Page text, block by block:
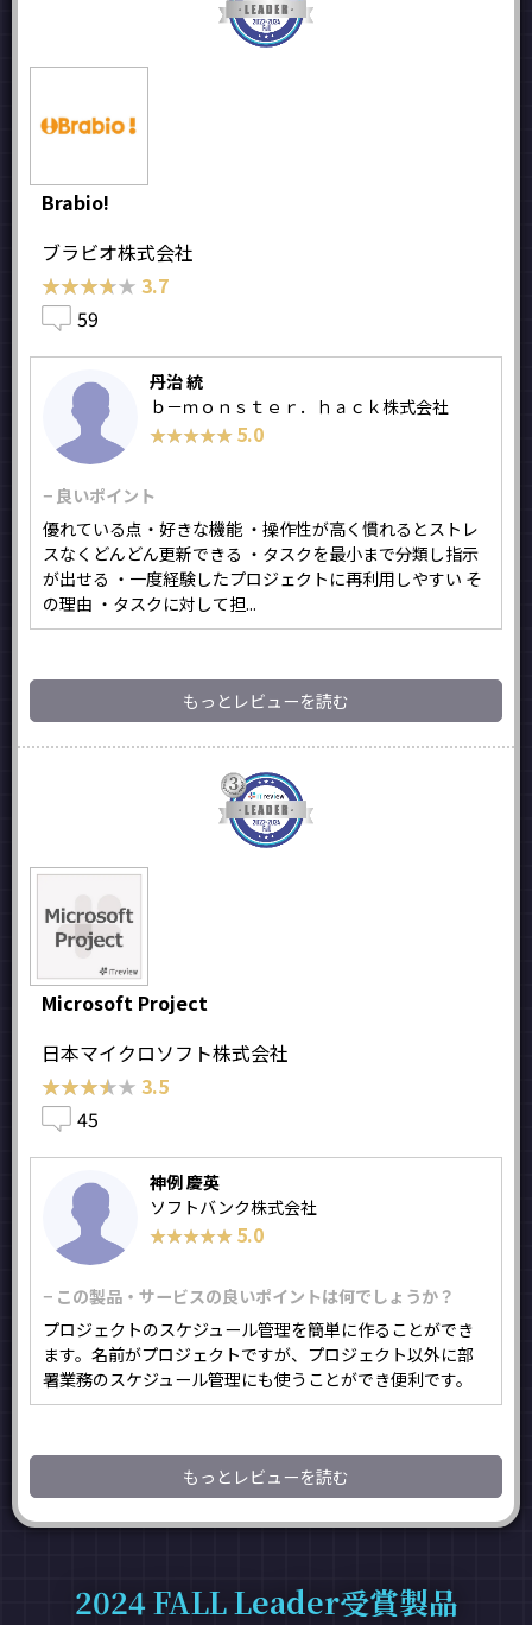
Brabio!
ブラビオ株式会社
★★★★★
★★★★★ 3.7
59
丹治 統
ｂ－ｍｏｎｓｔｅｒ．ｈａｃｋ株式会社
★★★★★
★★★★★ 5.0
− 良いポイント
優れている点・好きな機能 ・操作性が高く慣れるとストレ
スなくどんどん更新できる ・タスクを最小まで分類し指示
が出せる ・一度経験したプロジェクトに再利用しやすい そ
の理由 ・タスクに対して担...
もっとレビューを読む
Microsoft Project
日本マイクロソフト株式会社
★★★★★
★★★★★ 3.5
45
神例 慶英
ソフトバンク株式会社
★★★★★
★★★★★ 5.0
− この製品・サービスの良いポイントは何でしょうか？
プロジェクトのスケジュール管理を簡単に作ることができ
ます。名前がプロジェクトですが、プロジェクト以外に部
署業務のスケジュール管理にも使うことができ便利です。
もっとレビューを読む
2024 FALL Leader受賞製品